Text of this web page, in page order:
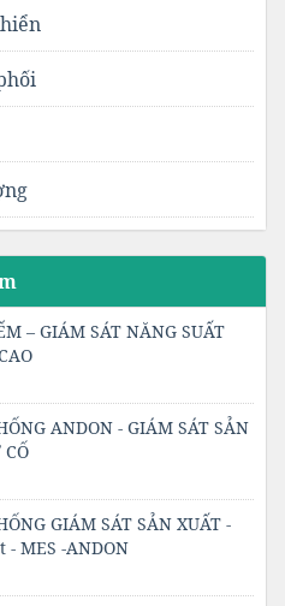
– GIÁM SÁT NĂNG SUẤT
ANDON - GIÁM SÁT SẢN
CỐ
GIÁM SÁT SẢN XUẤT -
- MES -ANDON